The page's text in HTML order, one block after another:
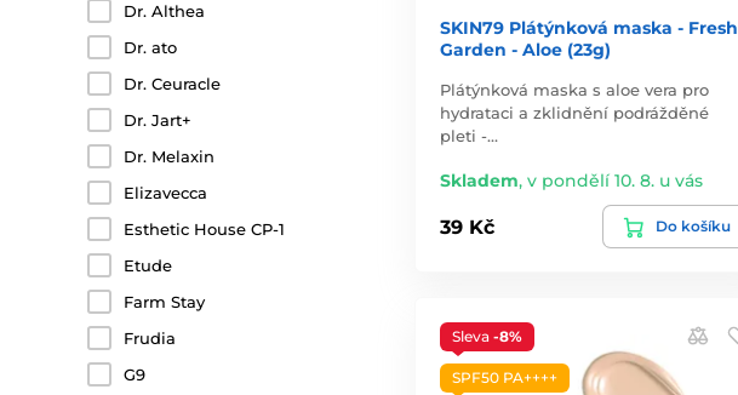
Dr. Althea
Dr. ato
Dr. Ceuracle
Dr. Jart+
Dr. Melaxin
Elizavecca
Esthetic House CP-1
Etude
Farm Stay
Frudia
G9
SKIN79 Plátýnková maska - Fresh
Garden - Aloe (23g)
Plátýnková maska s aloe vera pro
hydrataci a zklidnění podrážděné
pleti -…
Skladem, v pondělí 10. 8. u vás
39 Kč Do košíku
Sleva -8%
SPF50 PA++++